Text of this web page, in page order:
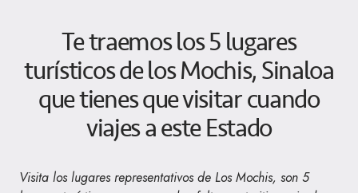
Te traemos los 5 lugares
turísticos de los Mochis, Sinaloa
que tienes que visitar cuando
viajes a este Estado
Visita los lugares representativos de Los Mochis, son 5